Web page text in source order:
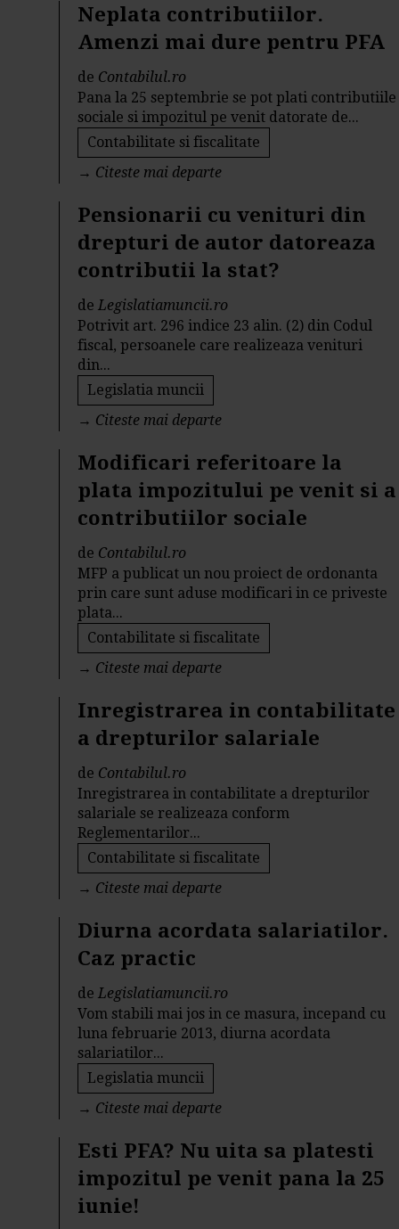
Neplata contributiilor.
Amenzi mai dure pentru PFA
de Contabilul.ro
Pana la 25 septembrie se pot plati contributiile
sociale si impozitul pe venit datorate de...
Contabilitate si fiscalitate
→ Citeste mai departe
Pensionarii cu venituri din
drepturi de autor datoreaza
contributii la stat?
deLegislatiamuncii.ro
Potrivit art. 296 indice 23 alin. (2) din Codul
fiscal, persoanele care realizeaza venituri
din...
Legislatia muncii
→ Citeste mai departe
Modificari referitoare la
plata impozitului pe venit si a
contributiilor sociale
de Contabilul.ro
MFP a publicat un nou proiect de ordonanta
prin care sunt aduse modificari in ce priveste
plata...
Contabilitate si fiscalitate
→ Citeste mai departe
Inregistrarea in contabilitate
a drepturilor salariale
de Contabilul.ro
Inregistrarea in contabilitate a drepturilor
salariale se realizeaza conform
Reglementarilor...
Contabilitate si fiscalitate
→ Citeste mai departe
Diurna acordata salariatilor.
Caz practic
deLegislatiamuncii.ro
Vom stabili mai jos in ce masura, incepand cu
luna februarie 2013, diurna acordata
salariatilor...
Legislatia muncii
→ Citeste mai departe
Esti PFA? Nu uita sa platesti
impozitul pe venit pana la 25
iunie!